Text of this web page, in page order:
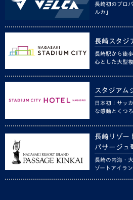
長崎初のプロ
ルカ」
長崎スタジ
長崎駅から徒
心とした大型
スタジアム
日本初！サッ
な感動とくつろ
長崎リゾー
パサージュ
長崎の内海・
ゾートアイラ